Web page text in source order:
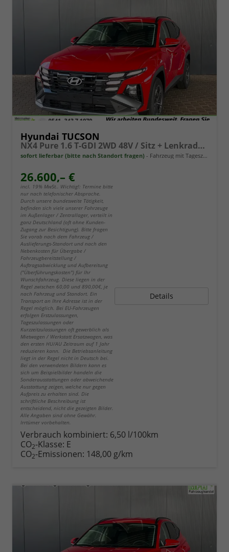
Hyundai TUCSON
NX4 Pure 1.6 T-GDI 2WD 48V / Sitz + Lenkradheiz. LED Tempomat Alu 17"
sofort lieferbar (bitte nach Standort fragen) Fahrzeug mit Tageszulassung
26.600,– €
incl. 19% MwSt.. Wichtig!: Termine bitte
nur nach telefonischer Absprache.
Durch unsere bundesweite Tätigkeit,
befinden sich viele unserer Fahrzeuge
im Außenlager / Zentrallager, verteilt in
ganz Deutschland (oft ohne Kunden-
Zugang zur Besichtigung). Bitte fragen
Sie vorab nach dem Fahrzeug /
Auslieferungs-Standort und nach den
Nebenkosten für Übergabe /
Fahrzeugbereitstellung /
Auftragsabwicklung und Aufbereitung
("Überführungskosten") für Ihr
Wunschfahrzeug. Diese liegen in der
Regel zwischen 60,00 und 890,00€, je
nach Fahrzeug und Standort. Ein
Transport an Ihre Adresse ist in der
Regel möglich. Bei EU-Fahrzeugen
erfolgen Erstzulassungen,
Tageszulassungen oder
Kurzzeitzulassungen oft gewerblich als
Mietwagen / Werkstatt Ersatzwagen, was
den ersten HU/AU Zeitraum auf 1 Jahr
reduzieren kann. Die Betriebsanleitung
liegt in der Regel nicht in Deutsch bei.
Bei den verwendeten Bildern kann es
sich um Beispielbilder handeln die
Sonderausstattungen oder abweichende
Ausstattung zeigen, welche nur gegen
Aufpreis zu erhalten sind. Die
schriftliche Beschreibung ist
entscheidend, nicht die gezeigten Bilder.
Alle Angaben sind ohne Gewähr.
Irrtümer vorbehalten.
Details
Verbrauch kombiniert: 6,50 l/100km
CO2-Klasse: E
CO2-Emissionen: 148,00 g/km